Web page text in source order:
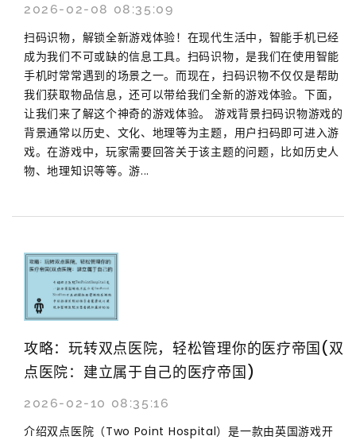
2026-02-08 08:35:09
扫码识物，解锁全新游戏体验！在现代生活中，智能手机已经
成为我们不可或缺的信息工具。扫码识物，是我们在使用智能
手机时常常遇到的场景之一。而现在，扫码识物不仅仅是帮助
我们获取物品信息，还可以带给我们全新的游戏体验。下面，
让我们来了解这个神奇的游戏体验。 游戏背景扫码识物游戏的
背景通常以历史、文化、地理等为主题，用户扫码即可进入游
戏。在游戏中，玩家需要回答关于该主题的问题，比如历史人
物、地理知识等等。游...
攻略：玩转双点医院，轻松管理你的医疗帝国(双
点医院：建立属于自己的医疗帝国)
2026-02-10 08:35:16
介绍双点医院（Two Point Hospital）是一款由英国游戏开